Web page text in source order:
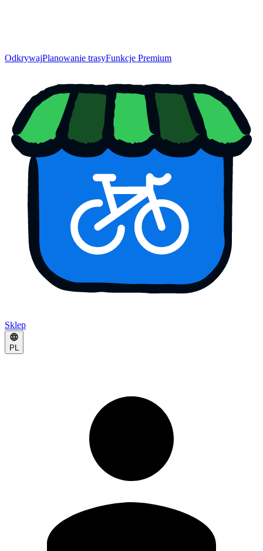
OdkrywajPlanowanie trasyFunkcje Premium
Sklep
PL